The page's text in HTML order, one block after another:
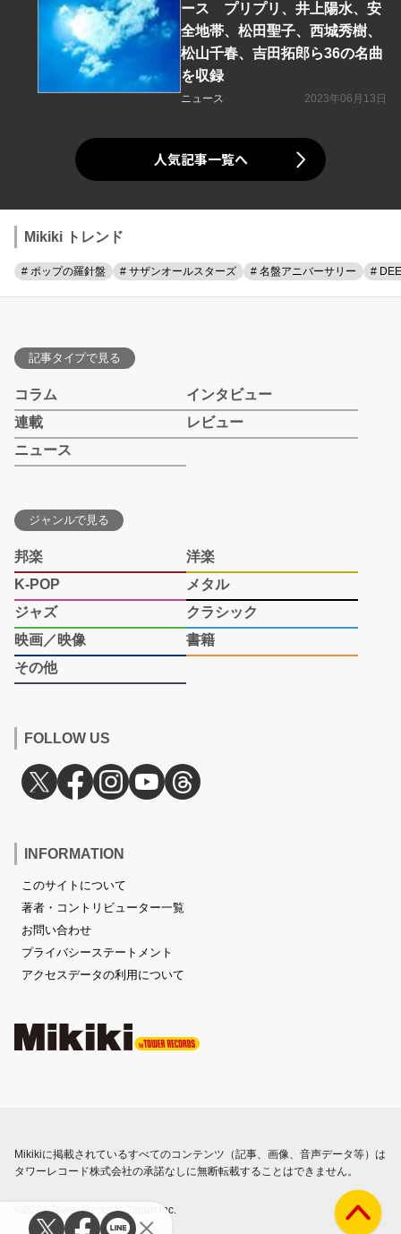
ース プリプリ、井上陽水、安
全地帯、松田聖子、西城秀樹、
松山千春、吉田拓郎ら36の名曲
を収録
ニュース 2023年06月13日
人気記事一覧へ
Mikiki トレンド
# ポップの羅針盤 # サザンオールスターズ # 名盤アニバーサリー #
記事タイプで見る
コラム
インタビュー
連載
レビュー
ニュース
ジャンルで見る
邦楽
洋楽
K-POP
メタル
ジャズ
クラシック
映画／映像
書籍
その他
FOLLOW US
INFORMATION
このサイトについて
著者・コントリビューター一覧
お問い合わせ
プライバシーステートメント
アクセスデータの利用について
Mikikiに掲載されているすべてのコンテンツ（記事、画像、音声データ等）は
タワーレコード株式会社の承諾なしに無断転載することはできません。
©2023 Tower Records Japan Inc.